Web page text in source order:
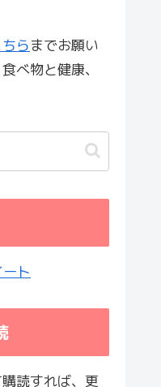
らまでお願い
べ物と健康、
ト
読すれば、更